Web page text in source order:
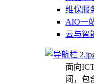
维保服
AIO一
云与智
面向
闭，包